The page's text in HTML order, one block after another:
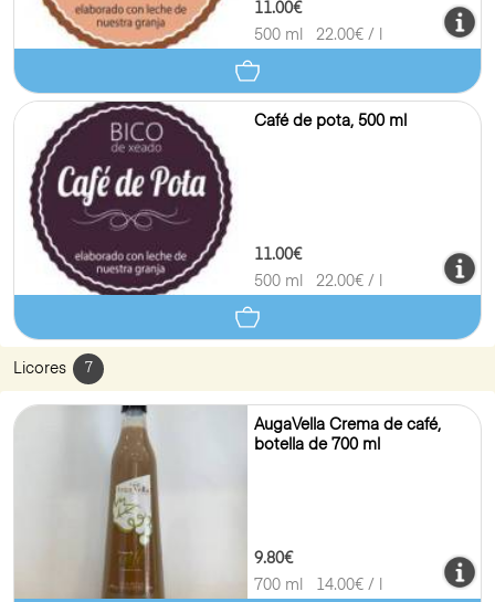
11.00€
500 ml
22.00€ / l
Café de pota, 500 ml
11.00€
500 ml
22.00€ / l
Licores 7
AugaVella Crema de café,
botella de 700 ml
9.80€
700 ml
14.00€ / l